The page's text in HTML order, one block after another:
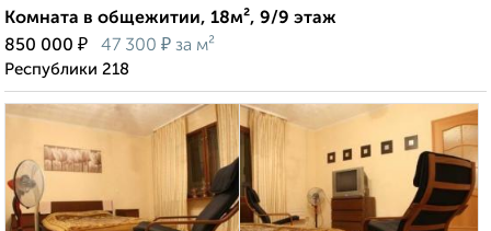
Комната в общежитии, 18м², 9/9 этаж
850 000 ₽ 47 300 ₽ за м²
Республики 218